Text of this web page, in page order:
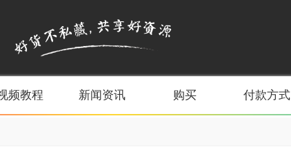
频教程 新闻资讯 购买 付款方式